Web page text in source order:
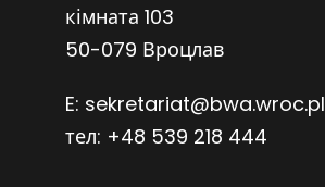
кімната 103
50-079 Вроцлав
E: sekretariat@bwa.wroc.pl
тел: +48 539 218 444